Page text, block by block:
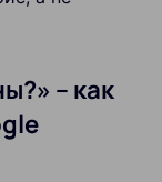
– как